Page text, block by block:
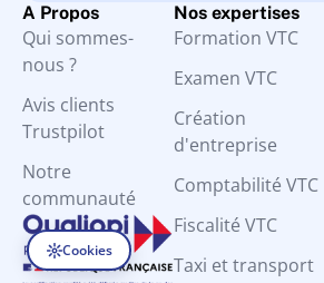
A Propos
Qui sommes-
nous ?
Avis clients
Trustpilot
Notre
communauté
Nos expertises
Formation VTC
Examen VTC
Création
d'entreprise
Comptabilité VTC
Fiscalité VTC
Taxi et transport
Cookies